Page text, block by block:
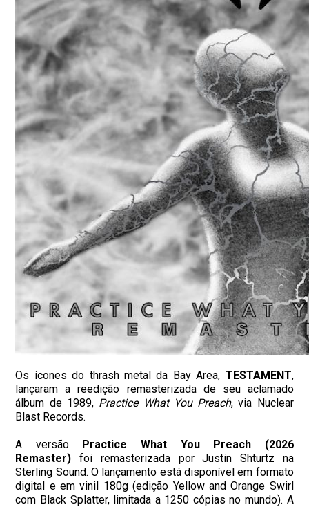
Os ícones do thrash metal da Bay Area, TESTAMENT,
lançaram a reedição remasterizada de seu aclamado
álbum de 1989, Practice What You Preach, via Nuclear
Blast Records.
A versão Practice What You Preach (2026
Remaster) foi remasterizada por Justin Shturtz na
Sterling Sound. O lançamento está disponível em formato
digital e em vinil 180g (edição Yellow and Orange Swirl
com Black Splatter, limitada a 1250 cópias no mundo). A